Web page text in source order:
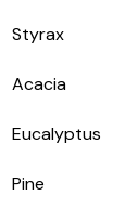
Styrax
Acacia
Eucalyptus
Pine